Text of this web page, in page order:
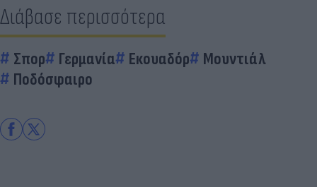
Διάβασε περισσότερα
Σπορ Γερμανία Εκουαδόρ
Μουντιάλ
Ποδόσφαιρο